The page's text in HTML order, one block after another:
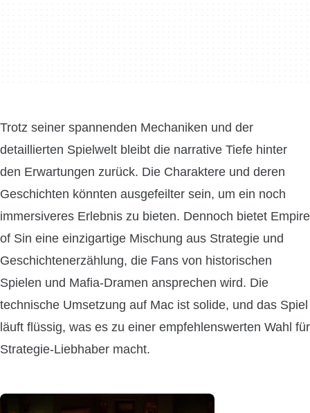
Trotz seiner spannenden Mechaniken und der
detaillierten Spielwelt bleibt die narrative Tiefe hinter
den Erwartungen zurück. Die Charaktere und deren
Geschichten könnten ausgefeilter sein, um ein noch
immersiveres Erlebnis zu bieten. Dennoch bietet Empire
of Sin eine einzigartige Mischung aus Strategie und
Geschichtenerzählung, die Fans von historischen
Spielen und Mafia-Dramen ansprechen wird. Die
technische Umsetzung auf Mac ist solide, und das Spiel
läuft flüssig, was es zu einer empfehlenswerten Wahl für
Strategie-Liebhaber macht.